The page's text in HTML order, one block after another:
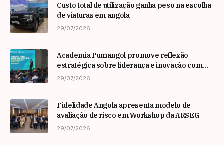
Custo total de utilização ganha peso na escolha
de viaturas em angola
29/07/2026
Academia Pumangol promove reflexão
estratégica sobre liderança e inovação com
especialista internacional Nadim Habib
29/07/2026
Fidelidade Angola apresenta modelo de
avaliação de risco em Workshop da ARSEG
29/07/2026